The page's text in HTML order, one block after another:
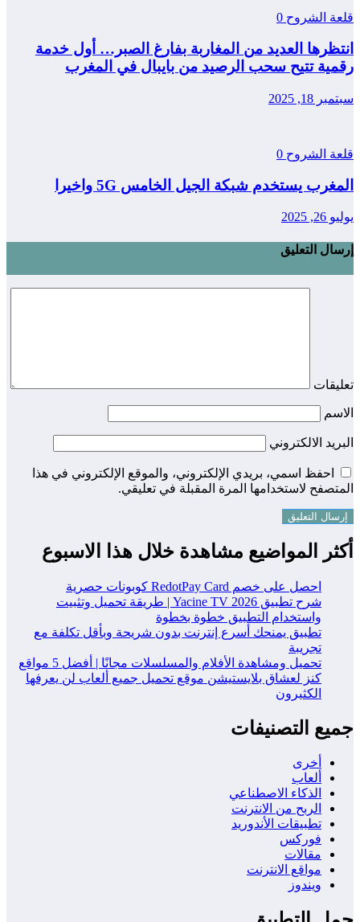
قلعة الشروح 0
انتظرها العديد من المغاربة بفارغ الصبر… أول خدمة
رقمية تتيح سحب الرصيد من بايبال في المغرب
سبتمبر 18, 2025
قلعة الشروح 0
المغرب يستخدم شبكة الجيل الخامس 5G واخيرا
يوليو 26, 2025
إرسال التعليق
تعليقات
الاسم
البريد الالكتروني
احفظ اسمي، بريدي الإلكتروني، والموقع الإلكتروني في هذا
المتصفح لاستخدامها المرة المقبلة في تعليقي.
أكثر المواضيع مشاهدة خلال هذا الاسبوع
احصل على خصم RedotPay Card كوبونات حصرية
شرح تطبيق Yacine TV 2026 | طريقة تحميل وتثبيت
واستخدام التطبيق خطوة بخطوة
تطبيق يمنحك أسرع إنترنت بدون شريحة وبأقل تكلفة مع
تجريبة
تحميل ومشاهدة الأفلام والمسلسلات مجانًا | أفضل 5 مواقع
كنز لعشاق بلايستيشن موقع تحميل جميع ألعاب لن يعرفها
الكثيرون
جميع التصنيفات
أخرى
ألعاب
الذكاء الاصطناعي
الربح من الانترنت
تطبيقات الأندوريد
فوركس
مقالات
مواقع الانترنت
ويندوز